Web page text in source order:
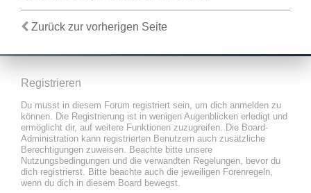
Zurück zur vorherigen Seite
Registrieren
Du musst in diesem Forum registriert sein, um dich anmelden zu
können. Die Registrierung ist in wenigen Augenblicken erledigt und
ermöglicht dir, auf weitere Funktionen zuzugreifen. Die Board-
Administration kann registrierten Benutzern auch zusätzliche
Berechtigungen zuweisen. Beachte bitte unsere
Nutzungsbedingungen und die verwandten Regelungen, bevor du
dich registrierst. Bitte beachte auch die jeweiligen Forenregeln,
wenn du dich in diesem Board bewegst.